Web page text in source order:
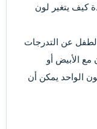
كيف يتغير لون
عن التدرجات
مع الأبيض أو
الواحد يمكن أن